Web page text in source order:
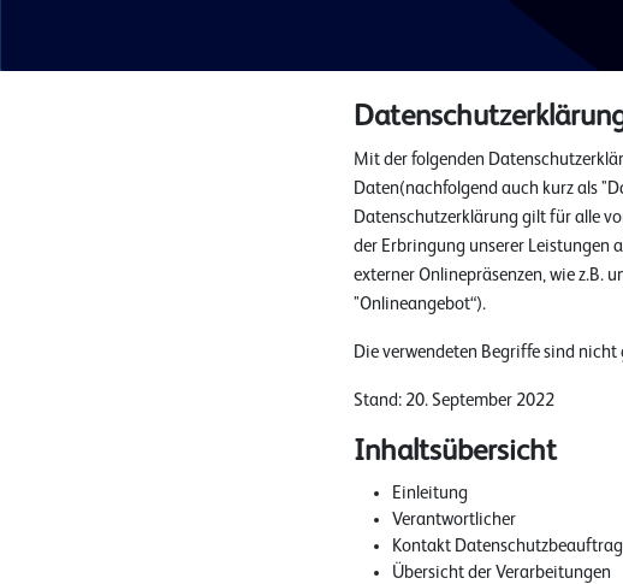
Mit der folgenden
Daten(nachfolgend auch kurz als
Datenschutzerklärung gilt für alle
der Erbringung unserer Leistungen
externer Onlinepräsenzen, wie z.B.
"Onlineangebot“).
Die verwendeten Begriffe sind nicht
Stand: 20. September 2022
Inhaltsübersicht
Einleitung
Verantwortlicher
Kontakt
Übersicht der Verarbeitungen